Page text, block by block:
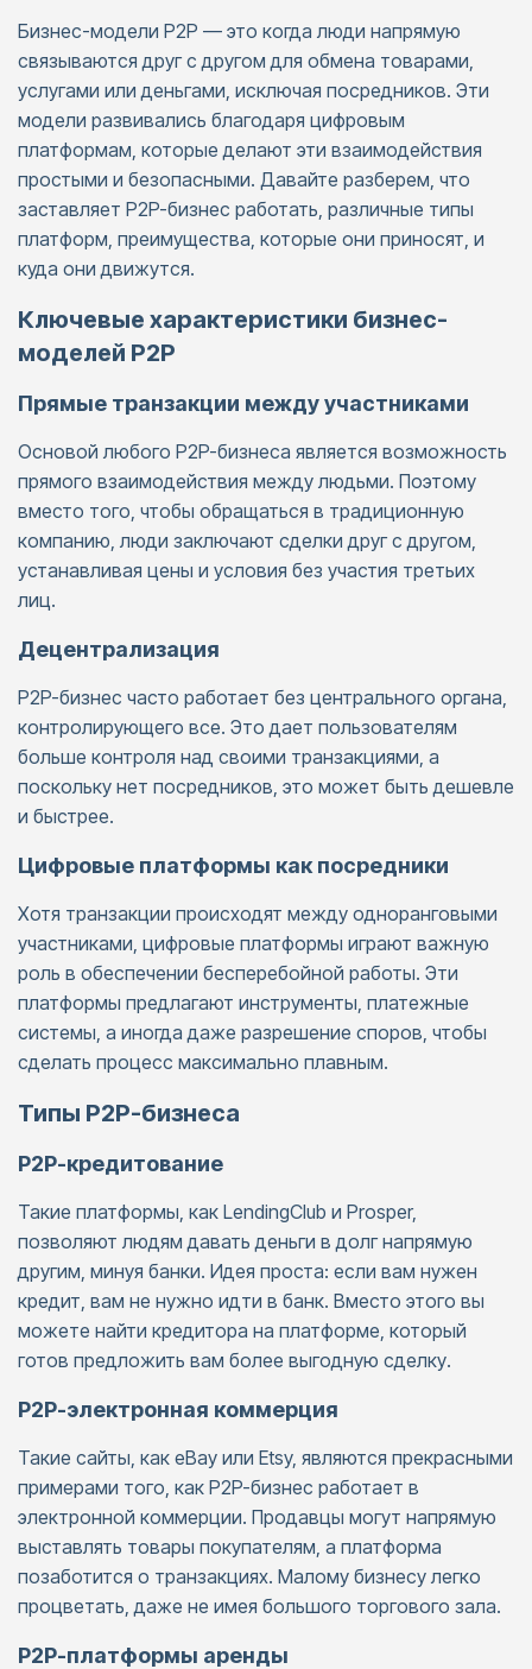
Бизнес-модели P2P — это когда люди напрямую
связываются друг с другом для обмена товарами,
услугами или деньгами, исключая посредников. Эти
модели развивались благодаря цифровым
платформам, которые делают эти взаимодействия
простыми и безопасными. Давайте разберем, что
заставляет P2P-бизнес работать, различные типы
платформ, преимущества, которые они приносят, и
куда они движутся.
Ключевые характеристики бизнес-
моделей P2P
Прямые транзакции между участниками
Основой любого P2P-бизнеса является возможность
прямого взаимодействия между людьми. Поэтому
вместо того, чтобы обращаться в традиционную
компанию, люди заключают сделки друг с другом,
устанавливая цены и условия без участия третьих
лиц.
Децентрализация
P2P-бизнес часто работает без центрального органа,
контролирующего все. Это дает пользователям
больше контроля над своими транзакциями, а
поскольку нет посредников, это может быть дешевле
и быстрее.
Цифровые платформы как посредники
Хотя транзакции происходят между одноранговыми
участниками, цифровые платформы играют важную
роль в обеспечении бесперебойной работы. Эти
платформы предлагают инструменты, платежные
системы, а иногда даже разрешение споров, чтобы
сделать процесс максимально плавным.
Типы P2P-бизнеса
P2P-кредитование
Такие платформы, как LendingClub и Prosper,
позволяют людям давать деньги в долг напрямую
другим, минуя банки. Идея проста: если вам нужен
кредит, вам не нужно идти в банк. Вместо этого вы
можете найти кредитора на платформе, который
готов предложить вам более выгодную сделку.
P2P-электронная коммерция
Такие сайты, как eBay или Etsy, являются прекрасными
примерами того, как P2P-бизнес работает в
электронной коммерции. Продавцы могут напрямую
выставлять товары покупателям, а платформа
позаботится о транзакциях. Малому бизнесу легко
процветать, даже не имея большого торгового зала.
P2P-платформы аренды